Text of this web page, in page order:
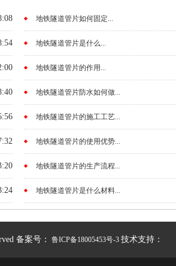
地铁隧道管片如何固定...
地铁隧道管片是什么...
地铁隧道管片的作用...
地铁隧道管片防水如何做...
地铁隧道管片的施工工艺...
地铁隧道管片的使用优势...
地铁隧道管片的生产流程...
地铁隧道管片是什么材料...
备案号： 鲁ICP备18005453号-3 技术支持：